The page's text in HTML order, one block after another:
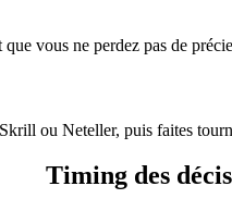
vous ne perdez pas de
ou Neteller, puis faites
Timing des